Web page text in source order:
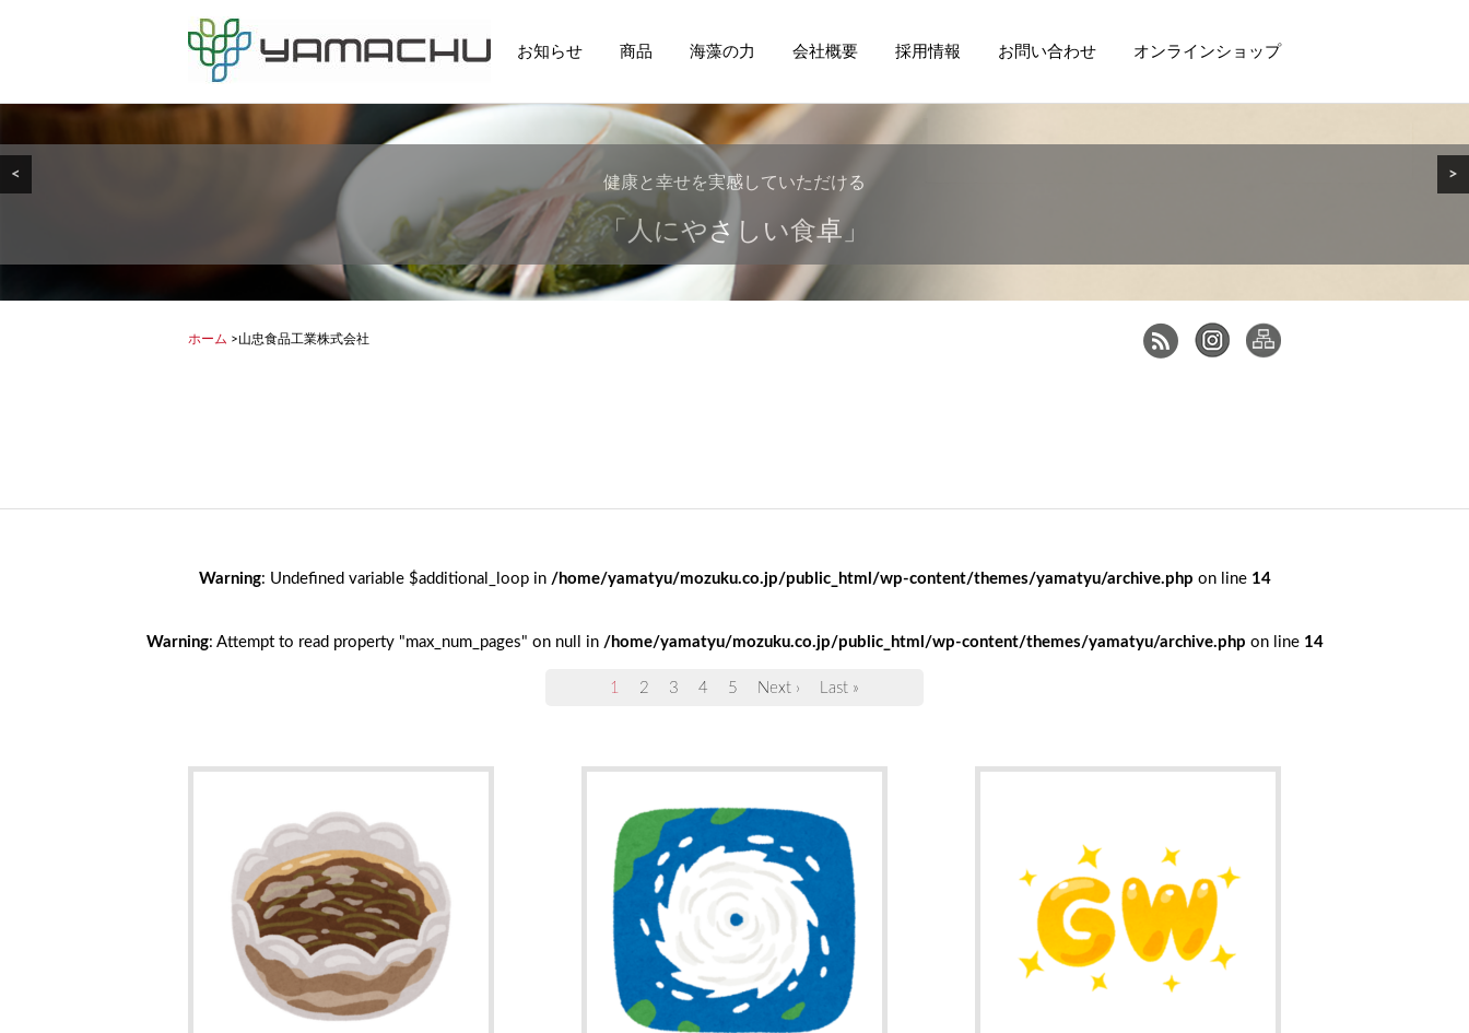
健康と幸せを実感していただける
「人にやさしい食卓」
美しい地球から食卓へ・・・
健康を支える食品を
安心・安全で美味しい
もずく・めかぶを
< >
お知らせ 商品 海藻の力 会社概要 採用情報 お問い合わせ オンラインショップ
ホーム >山忠食品工業株式会社
Warning: Undefined variable $additional_loop in /home/yamatyu/mozuku.co.jp/public_html/wp-content/themes/yamatyu/archive.php on line 14
Warning: Attempt to read property "max_num_pages" on null in /home/yamatyu/mozuku.co.jp/public_html/wp-content/themes/yamatyu/archive.php on line 14
1 2 3 4 5 Next › Last »